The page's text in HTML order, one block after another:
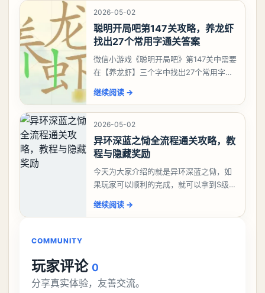
2026-05-02
聪明开局吧第147关攻略，养龙虾
找出27个常用字通关答案
微信小游戏《聪明开局吧》第147关中需要
在【养龙虾】三个字中找出27个常用字，
大、夫、夰、巾、中、虫、下、虾、卜、
囗、吓、卟、
继续阅读 →
2026-05-02
异环深蓝之恸全流程通关攻略，教
程与隐藏奖励
今天为大家介绍的就是异环深蓝之恸，如
果玩家可以顺利的完成，就可以拿到S级弧
比较高的，对于那些新手玩家并不建议直
继续阅读 →
COMMUNITY
玩家评论 0
分享真实体验，友善交流。